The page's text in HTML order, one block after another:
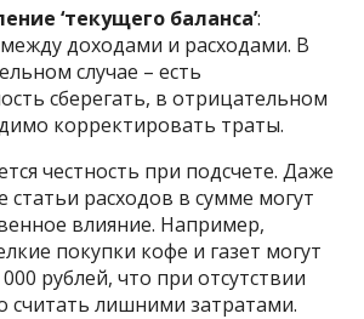
‘текущего баланса’:
доходами и расходами. В
случае – есть
сберегать, в отрицательном
корректировать траты.
честность при подсчете. Даже
статьи расходов в сумме могут
влияние. Например,
покупки кофе и газет могут
рублей, что при отсутствии
считать лишними затратами.